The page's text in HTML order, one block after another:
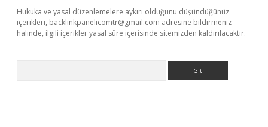
Hukuka ve yasal düzenlemelere aykırı olduğunu düşündüğünüz
içerikleri, backlinkpanelicomtr@gmail.com adresine bildirmeniz
halinde, ilgili içerikler yasal süre içerisinde sitemizden kaldırılacaktır.